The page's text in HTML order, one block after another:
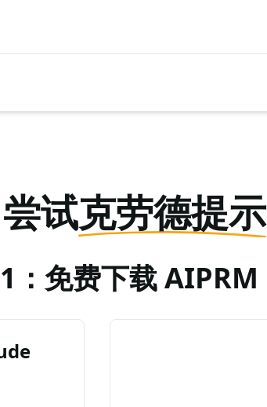
试克劳德提示
：免费下载 AIPRM